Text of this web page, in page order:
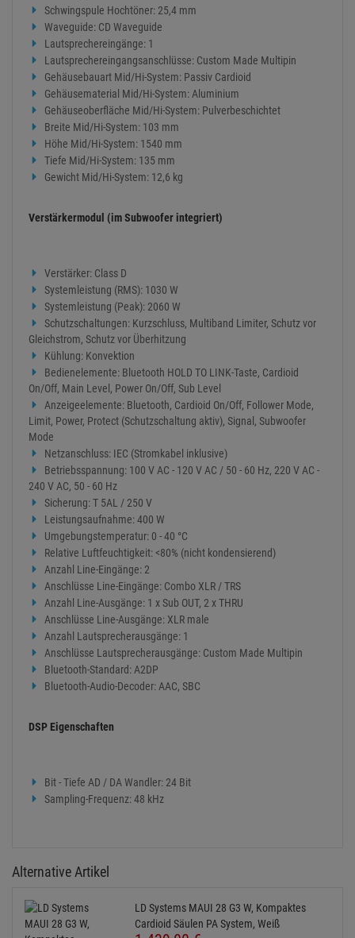
Schwingspule Hochtöner: 25,4 mm
Waveguide: CD Waveguide
Lautsprechereingänge: 1
Lautsprechereingangsanschlüsse: Custom Made Multipin
Gehäusebauart Mid/Hi-System: Passiv Cardioid
Gehäusematerial Mid/Hi-System: Aluminium
Gehäuseoberfläche Mid/Hi-System: Pulverbeschichtet
Breite Mid/Hi-System: 103 mm
Höhe Mid/Hi-System: 1540 mm
Tiefe Mid/Hi-System: 135 mm
Gewicht Mid/Hi-System: 12,6 kg
Verstärkermodul (im Subwoofer integriert)
Verstärker: Class D
Systemleistung (RMS): 1030 W
Systemleistung (Peak): 2060 W
Schutzschaltungen: Kurzschluss, Multiband Limiter, Schutz vor
Gleichstrom, Schutz vor Überhitzung
Kühlung: Konvektion
Bedienelemente: Bluetooth HOLD TO LINK-Taste, Cardioid
On/Off, Main Level, Power On/Off, Sub Level
Anzeigeelemente: Bluetooth, Cardioid On/Off, Follower Mode,
Limit, Power, Protect (Schutzschaltung aktiv), Signal, Subwoofer
Mode
Netzanschluss: IEC (Stromkabel inklusive)
Betriebsspannung: 100 V AC - 120 V AC / 50 - 60 Hz, 220 V AC -
240 V AC, 50 - 60 Hz
Sicherung: T 5AL / 250 V
Leistungsaufnahme: 400 W
Umgebungstemperatur: 0 - 40 °C
Relative Luftfeuchtigkeit: <80% (nicht kondensierend)
Anzahl Line-Eingänge: 2
Anschlüsse Line-Eingänge: Combo XLR / TRS
Anzahl Line-Ausgänge: 1 x Sub OUT, 2 x THRU
Anschlüsse Line-Ausgänge: XLR male
Anzahl Lautsprecherausgänge: 1
Anschlüsse Lautsprecherausgänge: Custom Made Multipin
Bluetooth-Standard: A2DP
Bluetooth-Audio-Decoder: AAC, SBC
DSP Eigenschaften
Bit - Tiefe AD / DA Wandler: 24 Bit
Sampling-Frequenz: 48 kHz
Alternative Artikel
LD Systems MAUI 28 G3 W, Kompaktes
Cardioid Säulen PA System, Weiß